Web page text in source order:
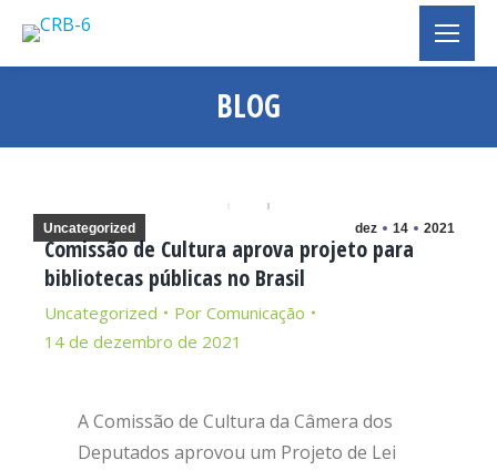
BLOG
Você está aqui:
dez 14 2021
Uncategorized
Comissão de Cultura aprova projeto para
bibliotecas públicas no Brasil
Uncategorized Por Comunicação
14 de dezembro de 2021
A Comissão de Cultura da Câmera dos
Deputados aprovou um Projeto de Lei